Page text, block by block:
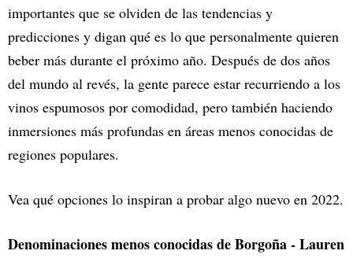
importantes que se olviden de las tendencias y
predicciones y digan qué es lo que personalmente quieren
beber más durante el próximo año. Después de dos años
del mundo al revés, la gente parece estar recurriendo a los
vinos espumosos por comodidad, pero también haciendo
inmersiones más profundas en áreas menos conocidas de
regiones populares.
Vea qué opciones lo inspiran a probar algo nuevo en 2022.
Denominaciones menos conocidas de Borgoña - Lauren